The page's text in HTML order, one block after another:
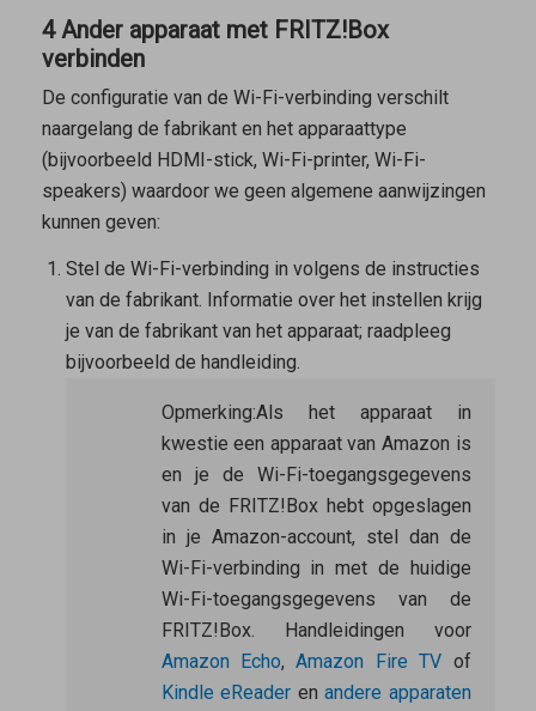
4 Ander apparaat met FRITZ!Box
verbinden
De configuratie van de Wi-Fi-verbinding verschilt
naargelang de fabrikant en het apparaattype
(bijvoorbeeld HDMI-stick, Wi-Fi-printer, Wi-Fi-
speakers) waardoor we geen algemene aanwijzingen
kunnen geven:
Stel de Wi-Fi-verbinding in volgens de instructies
van de fabrikant. Informatie over het instellen krijg
je van de fabrikant van het apparaat; raadpleeg
bijvoorbeeld de handleiding.
Opmerking:Als het apparaat in
kwestie een apparaat van Amazon is
en je de Wi-Fi-toegangsgegevens
van de FRITZ!Box hebt opgeslagen
in je Amazon-account, stel dan de
Wi-Fi-verbinding in met de huidige
Wi-Fi-toegangsgegevens van de
FRITZ!Box. Handleidingen voor
Amazon Echo,Amazon Fire TV of
Kindle eReader en andere apparaten